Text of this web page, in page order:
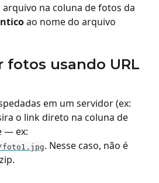
na coluna de fotos da
ao nome do arquivo
fotos usando URL
em um servidor (ex:
o link direto na coluna de
— ex:
foto1.jpg. Nesse caso, não é